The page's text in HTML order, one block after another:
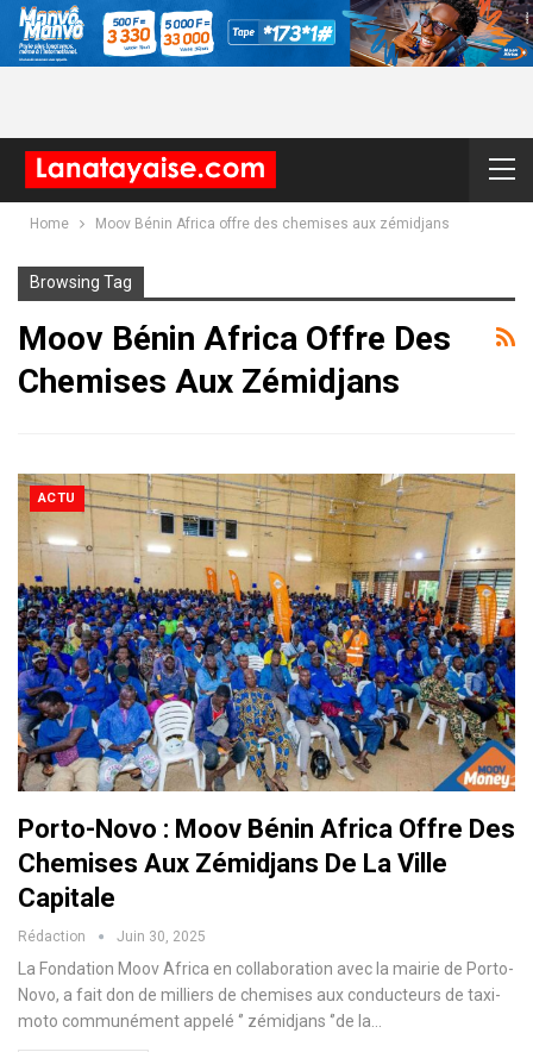
Home Moov Bénin Africa offre des chemises aux zémidjans
Browsing Tag
Moov Bénin Africa Offre Des
Chemises Aux Zémidjans
ACTU
Porto-Novo : Moov Bénin Africa Offre Des
Chemises Aux Zémidjans De La Ville
Capitale
Rédaction Juin 30, 2025
La Fondation Moov Africa en collaboration avec la mairie de Porto-
Novo, a fait don de milliers de chemises aux conducteurs de taxi-
moto communément appelé ‘’ zémidjans ‘’de la…